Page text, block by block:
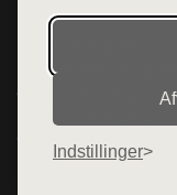
Indstillinger
Denne side er en
hjemmesider med
diverse webshops.
henviser til de
varerne på lager.